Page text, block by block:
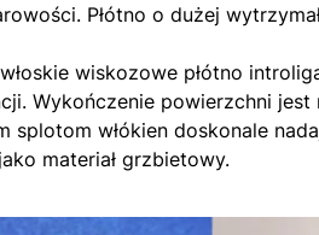
Płótno o dużej
wiskozowe płótno
Wykończenie powierzchni
splotom włókien doskonale
materiał grzbietowy.